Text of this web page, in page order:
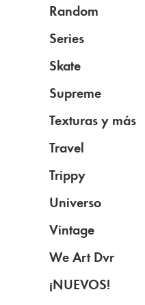
Random
Series
Skate
Supreme
Texturas y más
Travel
Trippy
Universo
Vintage
We Art Dvr
¡NUEVOS!